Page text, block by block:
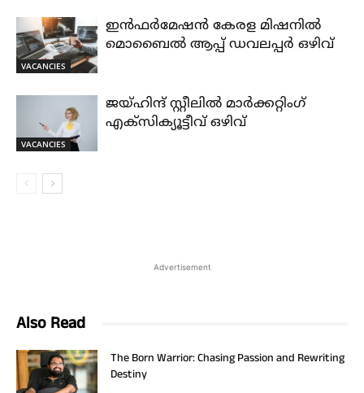
VACANCIES
ഇൻഫർമേഷൻ കേരള മിഷനിൽ
മൊബൈൽ ആപ്പ് ഡവലപ്പർ ഒഴിവ്
VACANCIES
ജയ്‌ഹിന്ദ്‌ സ്റ്റീലിൽ മാർക്കറ്റിംഗ്
എക്സിക്യൂട്ടീവ് ഒഴിവ്
Advertisement
Also Read
The Born Warrior: Chasing Passion and Rewriting
Destiny